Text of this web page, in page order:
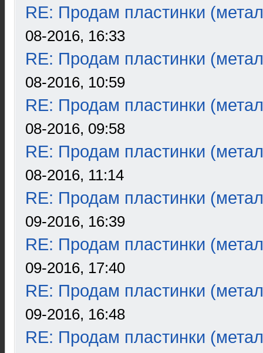
RE: Продам пластинки
08-2016, 16:33
RE: Продам пластинки
08-2016, 10:59
RE: Продам пластинки
08-2016, 09:58
RE: Продам пластинки
08-2016, 11:14
RE: Продам пластинки
09-2016, 16:39
RE: Продам пластинки
09-2016, 17:40
RE: Продам пластинки
09-2016, 16:48
RE: Продам пластинки